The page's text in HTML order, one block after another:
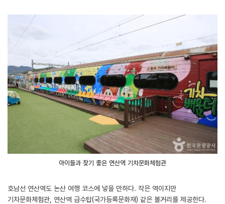
아이들과 찾기 좋은 연산역 기차문화체험관
호남선 연산역도 논산 여행 코스에 넣을 만하다. 작은 역이지만
기차문화체험관, 연산역 급수탑(국가등록문화재) 같은 볼거리를 제공한다.